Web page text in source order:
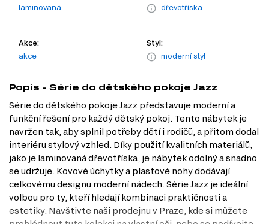
laminovaná
dřevotříska
Akce:
akce
Styl:
moderní styl
Popis - Série do dětského pokoje Jazz
Série do dětského pokoje Jazz představuje moderní a
funkční řešení pro každý dětský pokoj. Tento nábytek je
navržen tak, aby splnil potřeby dětí i rodičů, a přitom dodal
interiéru stylový vzhled. Díky použití kvalitních materiálů,
jako je laminovaná dřevotříska, je nábytek odolný a snadno
se udržuje. Kovové úchytky a plastové nohy dodávají
celkovému designu moderní nádech. Série Jazz je ideální
volbou pro ty, kteří hledají kombinaci praktičnosti a
estetiky. Navštivte naši prodejnu v Praze, kde si můžete